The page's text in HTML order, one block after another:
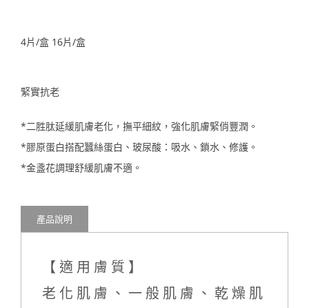
4片/盒 16片/盒
緊實抗老
*二胜肽延緩肌膚老化，撫平細紋，強化肌膚緊俏豐潤。
*膠原蛋白搭配蠶絲蛋白、玻尿酸：吸水、鎖水、修護。
*金盞花調理舒緩肌膚不適。
產品說明
【適用膚質】
老化肌膚、一般肌膚、乾燥肌